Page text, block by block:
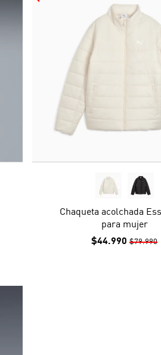
Chaqueta acolchada
para mujer
$44.990 $79.990